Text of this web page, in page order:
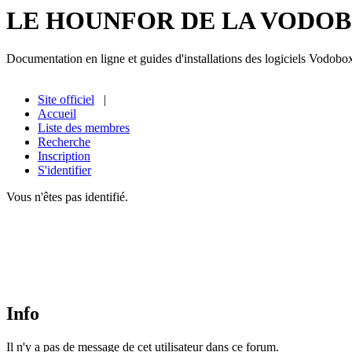
LE HOUNFOR DE LA
Documentation en ligne et guides d'installations des logiciels
Site officiel |
Accueil
Liste des membres
Recherche
Inscription
S'identifier
Vous n'êtes pas identifié.
Info
Il n'y a pas de message de cet utilisateur dans ce forum.